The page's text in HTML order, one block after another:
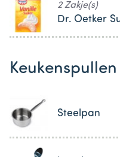
2 Zakje(s)
Dr. Oetker
Keukenspullen
Steelpan